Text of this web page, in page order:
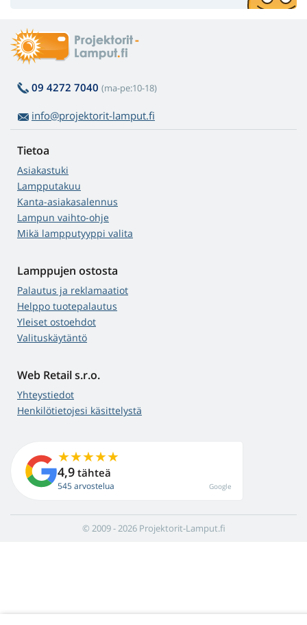
09 4272 7040 (ma-pe:10-18)
info@projektorit-lamput.fi
Tietoa
Asiakastuki
Lampputakuu
Kanta-asiakasalennus
Lampun vaihto-ohje
Mikä lampputyyppi valita
Lamppujen ostosta
Palautus ja reklamaatiot
Helppo tuotepalautus
Yleiset ostoehdot
Valituskäytäntö
Web Retail s.r.o.
Yhteystiedot
Henkilötietojesi käsittelystä
4,9 tähteä
545 arvostelua Google
© 2009 - 2026 Projektorit-Lamput.fi